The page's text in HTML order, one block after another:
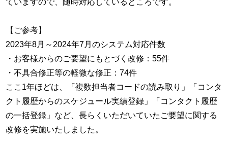
【ご参考】
2023年8月～2024年7月のシステム対応件数
・お客様からのご要望にもとづく改修：55件
・不具合修正等の軽微な修正：74件
ここ1年ほどは、「複数担当者コードの読み取り」「コンタ
クト履歴からのスケジュール実績登録」「コンタクト履歴
の一括登録」など、長らくいただいていたご要望に関する
改修を実施いたしました。